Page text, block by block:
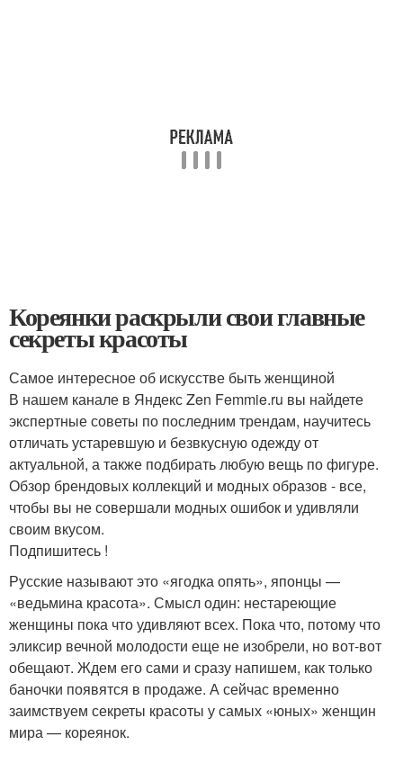
Кореянки раскрыли свои главные
секреты красоты
Самое интересное об искусстве быть женщиной
В нашем канале в Яндекс Zen Femmie.ru вы найдете
экспертные советы по последним трендам, научитесь
отличать устаревшую и безвкусную одежду от
актуальной, а также подбирать любую вещь по фигуре.
Обзор брендовых коллекций и модных образов - все,
чтобы вы не совершали модных ошибок и удивляли
своим вкусом.
Подпишитесь !
Русские называют это «ягодка опять», японцы —
«ведьмина красота». Смысл один: нестареющие
женщины пока что удивляют всех. Пока что, потому что
эликсир вечной молодости еще не изобрели, но вот-вот
обещают. Ждем его сами и сразу напишем, как только
баночки появятся в продаже. А сейчас временно
заимствуем секреты красоты у самых «юных» женщин
мира — кореянок.